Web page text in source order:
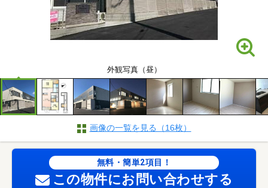
外観写真（昼）
画像の一覧を見る（16枚）
無料・簡単2項目！
この物件にお問い合わせする